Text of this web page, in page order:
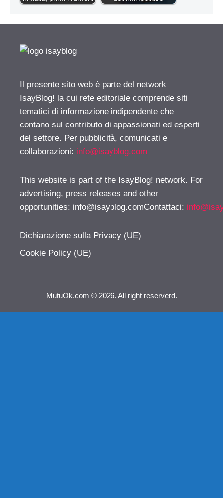
Il presente sito web è parte del network
IsayBlog! la cui rete editoriale comprende siti
tematici di informazione indipendente che
contano sul contributo di appassionati ed esperti
del settore. Per pubblicità, comunicati e
collaborazioni: info@isayblog.com
This website is part of the IsayBlog! network. For
advertising, press releases and other
opportunities: info@isayblog.comContattaci:
Dichiarazione sulla Privacy (UE)
Cookie Policy (UE)
MutuOk.com © 2026. All right reserverd.